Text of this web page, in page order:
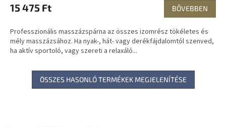
15 475 Ft BŐVEBBEN
Professzionális masszázspárna az összes izomrész tökéletes és
mély masszázsához. Ha nyak-, hát- vagy derékfájdalomtól szenved,
ha aktív sportoló, vagy szereti a relaxáló...
ÖSSZES HASONLÓ TERMÉKEK MEGJELENÍTÉSE